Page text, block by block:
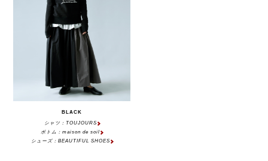
BLACK
シャツ：TOUJOURS
ボトム：maison de soil
シューズ：BEAUTIFUL SHOES